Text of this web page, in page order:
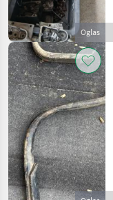
Oglas